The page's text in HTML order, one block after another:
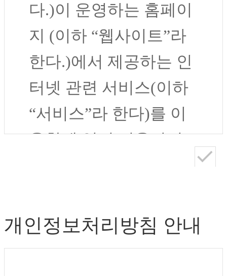
다.)이 운영하는 홈페이
지 (이하 “웹사이트”라
한다.)에서 제공하는 인
터넷 관련 서비스(이하
“서비스”라 한다)를 이
용함에 있어 이용자의
합니다.
개인정보처리방침 안내